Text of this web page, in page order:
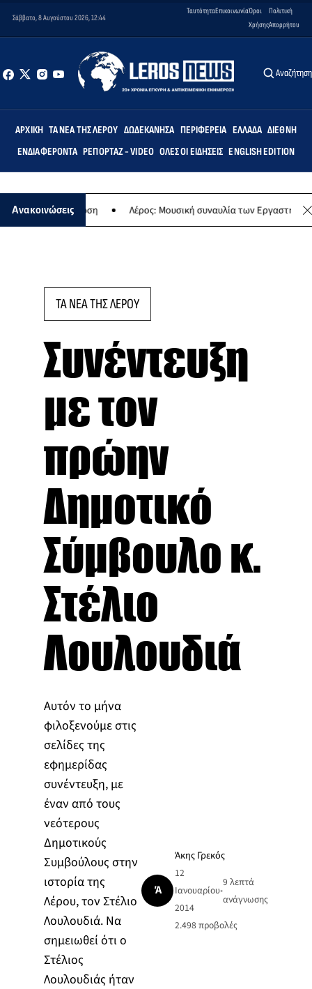
Σάββατο, 8 Αυγούστου 2026, 12:44
ΤαυτότηταΕπικοινωνίαΌροι
Χρήσης
Πολιτική
Απορρήτου
Αναζήτηση
ΑΡΧΙΚΉ ΤΑ ΝΈΑ ΤΗΣ ΛΈΡΟΥ ΔΩΔΕΚΆΝΗΣΑ ΠΕΡΙΦΈΡΕΙΑ ΕΛΛΆΔΑ ΔΙΕΘΝΉ
ΕΝΔΙΑΦΈΡΟΝΤΑ ΡΕΠΟΡΤΆΖ - VIDEO ΌΛΕΣ ΟΙ ΕΙΔΉΣΕΙΣ ENGLISH EDITION
Ανακοινώσεις
εκδήλωση Λέρος: Μουσική συναυλία των Εργαστηρίων
ΤΑ ΝΕΑ ΤΗΣ ΛΕΡΟΥ
Συνέντευξη
με τον
πρώην
Δημοτικό
Σύμβουλο κ.
Στέλιο
Λουλουδιά
Αυτόν το μήνα
φιλοξενούμε στις
σελίδες της
εφημερίδας
συνέντευξη, με
έναν από τους
νεότερους
Δημοτικούς
Συμβούλους στην
ιστορία της
Λέρου, τον Στέλιο
Λουλουδιά. Να
σημειωθεί ότι ο
Στέλιος
Λουλουδιάς ήταν
Ά
Άκης Γρεκός
12
Ιανουαρίου
2014
•
9 λεπτά
ανάγνωσης
2.498 προβολές